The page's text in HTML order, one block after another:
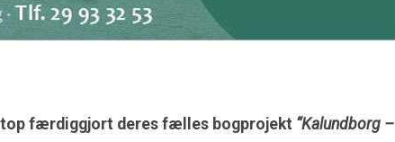
færdiggjort deres fælles bogprojekt “Kalundborg –